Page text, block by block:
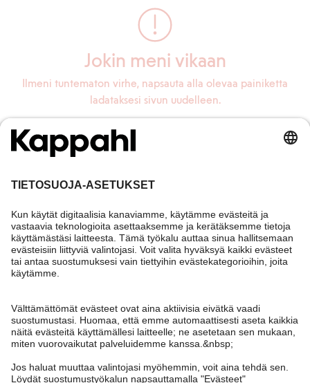
Jokin meni vikaan
Ilmeni tuntematon virhe, napsauta alla olevaa painiketta
ladataksesi sivun uudelleen.
Lataa sivu uudelleen